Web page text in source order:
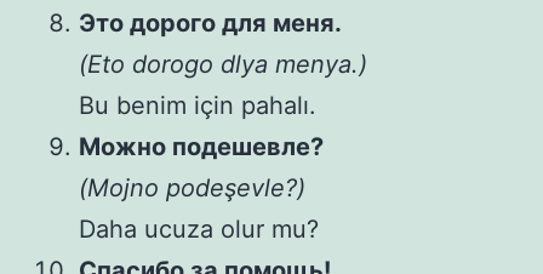
Это дорого для меня.
(Eto dorogo dlya menya.)
Bu benim için pahalı.
Можно подешевле?
(Mojno podeşevle?)
Daha ucuza olur mu?